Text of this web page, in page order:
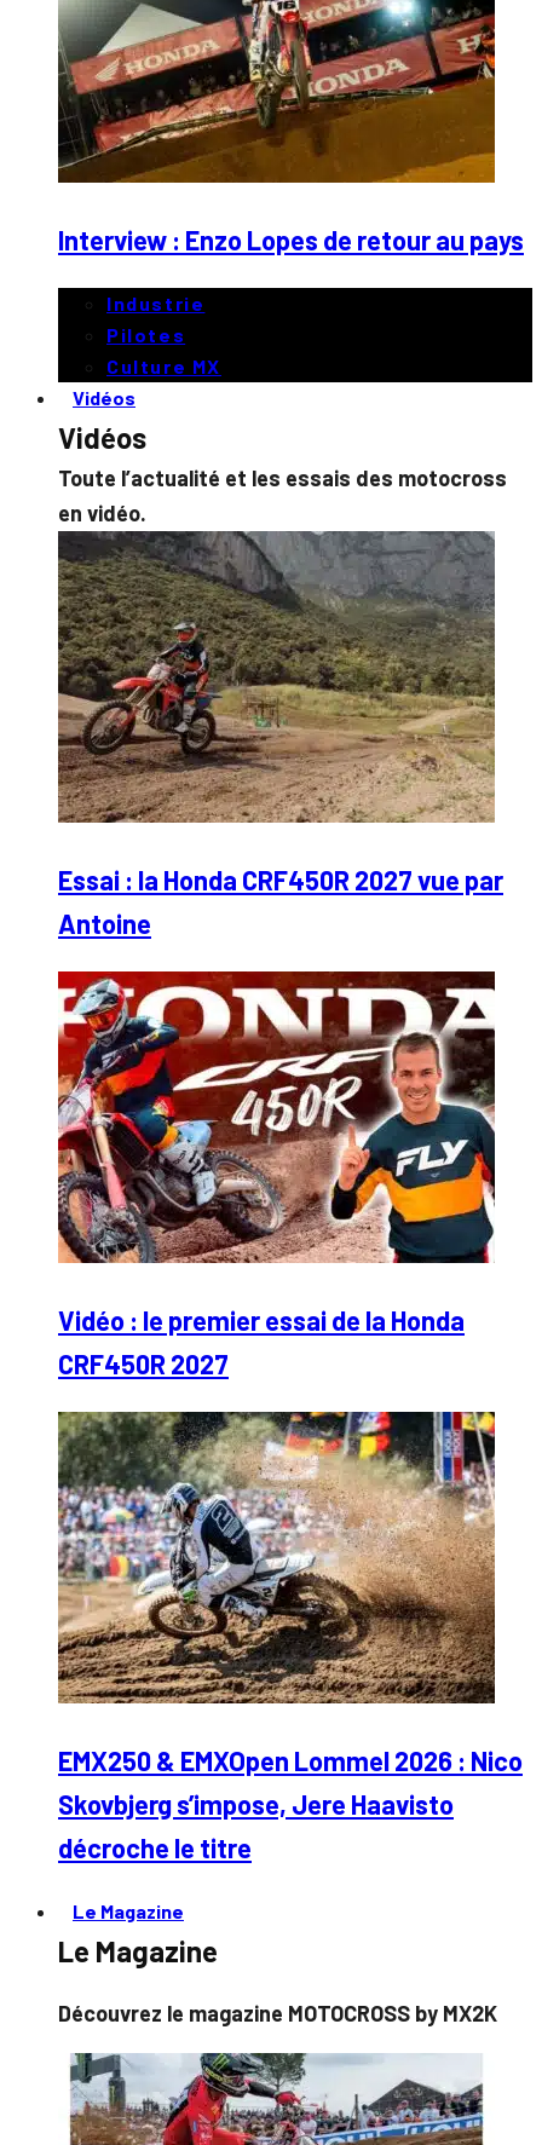
Interview : Enzo Lopes de retour au pays
Industrie
Pilotes
Culture MX
Vidéos
Vidéos
Toute l’actualité et les essais des motocross
en vidéo.
Essai : la Honda CRF450R 2027 vue par
Antoine
Vidéo : le premier essai de la Honda
CRF450R 2027
EMX250 & EMXOpen Lommel 2026 : Nico
Skovbjerg s’impose, Jere Haavisto
décroche le titre
Le Magazine
Le Magazine
Découvrez le magazine MOTOCROSS by MX2K